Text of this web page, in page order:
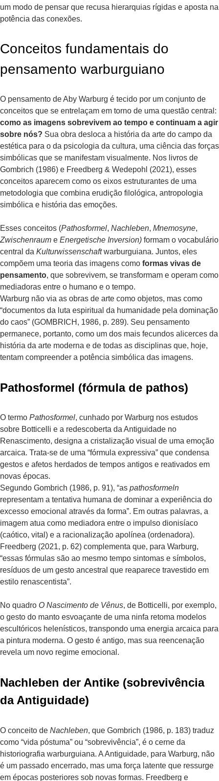
um modo de pensar que recusa hierarquias rígidas e aposta na
potência das conexões.
Conceitos fundamentais do
pensamento warburguiano
O pensamento de Aby Warburg é tecido por um conjunto de
conceitos que se entrelaçam em torno de uma questão central:
como as imagens sobrevivem ao tempo e continuam a agir
sobre nós? Sua obra desloca a história da arte do campo da
estética para o da psicologia da cultura, uma ciência das forças
simbólicas que se manifestam visualmente. Nos livros de
Gombrich (1986) e Freedberg & Wedepohl (2021), esses
conceitos aparecem como os eixos estruturantes de uma
metodologia que combina erudição filológica, antropologia
simbólica e história das emoções.
Esses conceitos (Pathosformel, Nachleben, Mnemosyne,
Zwischenraum e Energetische Inversion) formam o vocabulário
central da Kulturwissenschaftwarburguiana. Juntos, eles
compõem uma teoria das imagens como formas vivas de
pensamento, que sobrevivem, se transformam e operam como
mediadoras entre o humano e o tempo.
Warburg não via as obras de arte como objetos, mas como
“documentos da luta espiritual da humanidade pela dominação
do caos” (GOMBRICH, 1986, p. 289). Seu pensamento
permanece, portanto, como um dos mais fecundos alicerces da
história da arte moderna e de todas as disciplinas que, hoje,
tentam compreender a potência simbólica das imagens.
Pathosformel (fórmula de pathos)
O termo Pathosformel, cunhado por Warburg nos estudos
sobre Botticelli e a redescoberta da Antiguidade no
Renascimento, designa a cristalização visual de uma emoção
arcaica. Trata-se de uma “fórmula expressiva” que condensa
gestos e afetos herdados de tempos antigos e reativados em
novas épocas.
Segundo Gombrich (1986, p. 91), “as pathosformeln
representam a tentativa humana de dominar a experiência do
excesso emocional através da forma”. Em outras palavras, a
imagem atua como mediadora entre o impulso dionisíaco
(caótico, vital) e a racionalização apolínea (ordenadora).
Freedberg (2021, p. 62) complementa que, para Warburg,
“essas fórmulas são ao mesmo tempo sintomas e símbolos,
resíduos de um gesto ancestral que reaparece travestido em
estilo renascentista”.
No quadro O Nascimento de Vênus, de Botticelli, por exemplo,
o gesto do manto esvoaçante de uma ninfa retoma modelos
escultóricos helenísticos, transpondo uma energia arcaica para
a pintura moderna. O gesto é antigo, mas sua reencenação
revela um novo regime emocional.
Nachleben der Antike (sobrevivência
da Antiguidade)
O conceito de Nachleben, que Gombrich (1986, p. 183) traduz
como “vida póstuma” ou “sobrevivência”, é o cerne da
historiografia warburguiana. A Antiguidade, para Warburg, não
é um passado encerrado, mas uma força latente que ressurge
em épocas posteriores sob novas formas. Freedberg e